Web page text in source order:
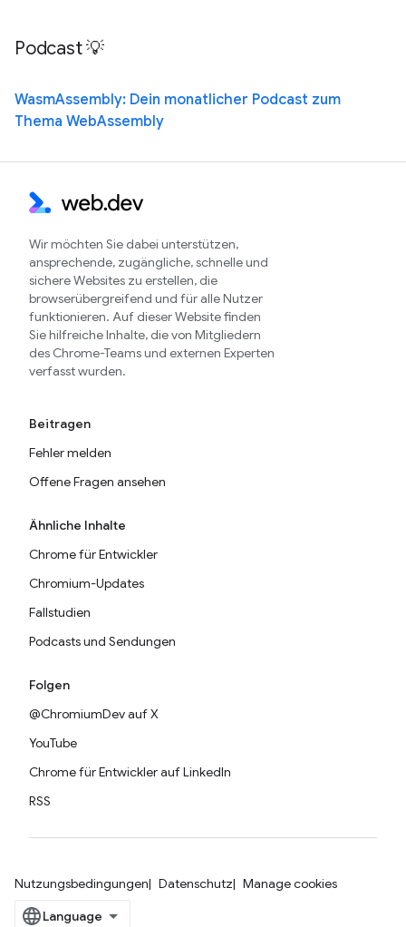
Podcast 💡
WasmAssembly: Dein monatlicher Podcast zum
Thema WebAssembly
Wir möchten Sie dabei unterstützen,
ansprechende, zugängliche, schnelle und
sichere Websites zu erstellen, die
browserübergreifend und für alle Nutzer
funktionieren. Auf dieser Website finden
Sie hilfreiche Inhalte, die von Mitgliedern
des Chrome-Teams und externen Experten
verfasst wurden.
Beitragen
Fehler melden
Offene Fragen ansehen
Ähnliche Inhalte
Chrome für Entwickler
Chromium-Updates
Fallstudien
Podcasts und Sendungen
Folgen
@ChromiumDev auf X
YouTube
Chrome für Entwickler auf LinkedIn
RSS
Nutzungsbedingungen Datenschutz Manage cookies